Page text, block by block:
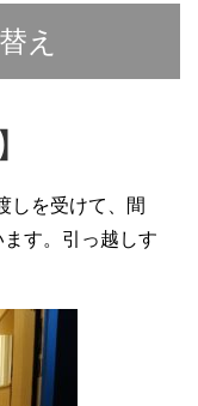
え
しを受けて、間
す。引っ越しす